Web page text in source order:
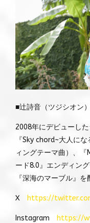
■辻詩音（ツジシオン）
2008年にデビューし
『Sky chord~大人に
ィングテーマ曲）、
ード8.0』エンディン
『深海のマーブル』
X https://
Instagram https://